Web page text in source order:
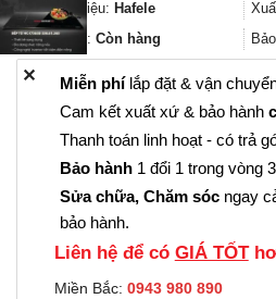
Thương hiệu: Hafele
Trạng thái: Còn hàng
Miễn phílắp đặt & vận
Cam kết xuất xứ & bảo hành
Thanh toán linh hoạt - có trả
Bảo hành 1 đổi 1 trong vòng
Sửa chữa, Chăm sóc ngay
bảo hành.
Liên hệ để có GIÁ TỐT
Miền Bắc: 0943 980 890
✕